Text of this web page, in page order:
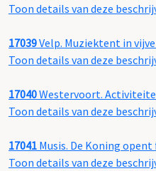
Toon details van deze
17039Velp. Muziektent in
Toon details van deze
17040Westervoort.
Toon details van deze
17041 Musis. De Koning opent
Toon details van deze